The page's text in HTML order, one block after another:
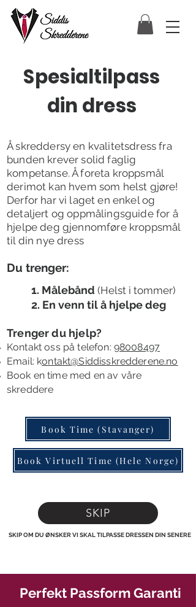
Spesialtilpass
din dress
Å skreddersy en kvalitetsdress fra
bunden krever solid faglig
kompetanse. Å foreta kroppsmål
derimot kan hvem som helst gjøre!
Derfor har vi laget en enkel og
detaljert og oppmålingsguide for å
hjelpe deg gjennomføre kroppsmål
til din nye dress
Du trenger:
1. Målebånd (Helst i tommer)
2. En venn til å hjelpe deg
Trenger du hjelp?
Kontakt oss på telefon: 98008497
Email: kontakt@Siddisskredderene.no
Book en timemed en av våre
skreddere
Book Time (Stavanger)
Book Virtuell Time (Hele Norge)
SKIP
SKIP OM DU ØNSKER VI SKAL TILPASSE DRESSEN DIN SENERE
Perfekt Passform Garanti